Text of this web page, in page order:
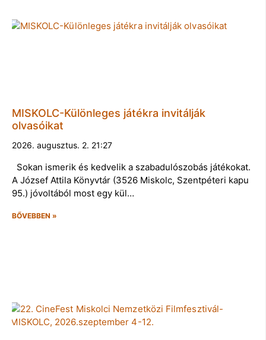
MISKOLC-Különleges játékra invitálják
olvasóikat
2026. augusztus. 2. 21:27
Sokan ismerik és kedvelik a szabadulószobás játékokat.
A József Attila Könyvtár (3526 Miskolc, Szentpéteri kapu
95.) jóvoltából most egy kül…
BŐVEBBEN »